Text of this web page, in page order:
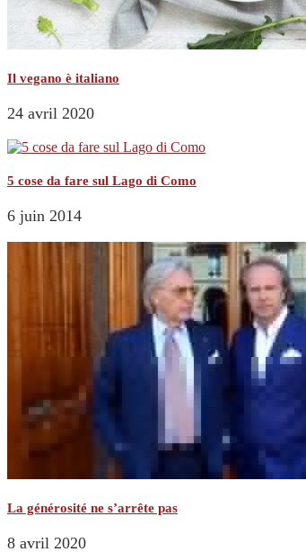
Il vegano è italiano
24 avril 2020
5 cose da fare sul Lago di Como
6 juin 2014
La générosité ne s’arrête pas
8 avril 2020